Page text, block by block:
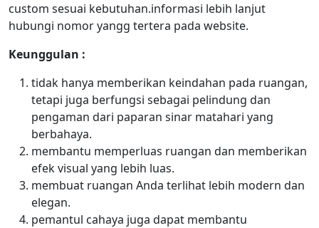
custom sesuai kebutuhan.informasi lebih lanjut
hubungi nomor yangg tertera pada website.
Keunggulan :
tidak hanya memberikan keindahan pada ruangan,
tetapi juga berfungsi sebagai pelindung dan
pengaman dari paparan sinar matahari yang
berbahaya.
membantu memperluas ruangan dan memberikan
efek visual yang lebih luas.
membuat ruangan Anda terlihat lebih modern dan
elegan.
pemantul cahaya juga dapat membantu